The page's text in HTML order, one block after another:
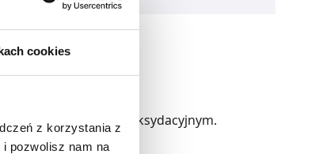
cookies
z korzystania z
pozwolisz nam na
przed stresem oksydacyjnym.